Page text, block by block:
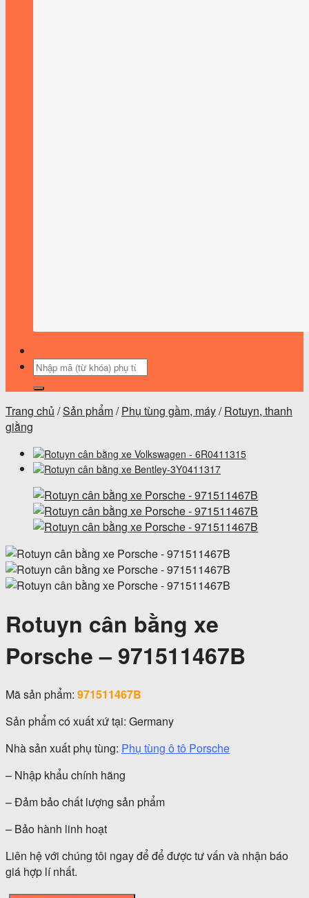
Tìm
Trang chủ /Sản phẩm/ Phụ tùng gầm, máy/ Rotuyn, thanh
giằng
Rotuyn cân bằng xe
Porsche – 971511467B
Mã sản phẩm: 971511467B
Sản phẩm có xuất xứ tại: Germany
Nhà sản xuất phụ tùng: Phụ tùng ô tô Porsche
– Nhập khẩu chính hãng
– Đảm bảo chất lượng sản phẩm
– Bảo hành linh hoạt
Liên hệ với chúng tôi ngay để để được tư vấn và nhận báo
giá hợp lí nhất.